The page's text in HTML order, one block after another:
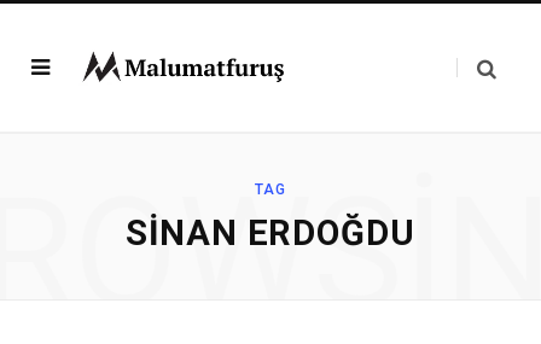
TAG
SINAN ERDOĞDU